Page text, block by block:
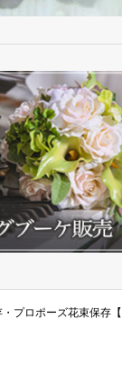
プロポーズ花束保存【